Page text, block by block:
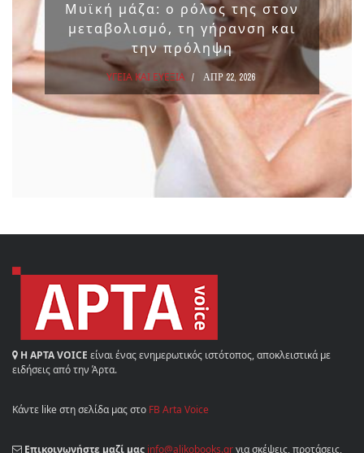
Μυϊκή μάζα: ο ρόλος της στον
μεταβολισμό, τη γήρανση και
την πρόληψη
ΥΓΕΙΑ ΚΑΙ ΕΥΕΞΙΑ ΑΠΡ 22, 2026
Η ΑΡΤΑ VOICE είναι ένας ενημερωτικός ιστότοπος, αποκλειστικά με
ειδήσεις από την Άρτα.
Κάντε like στη σελίδα μας στο FB Arta Voice
Επικοινωνήστε μαζί μας info@alikobooks.grγια σκέψεις, προτάσεις,